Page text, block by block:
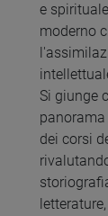
e
moderno
Si giunge
dei corsi